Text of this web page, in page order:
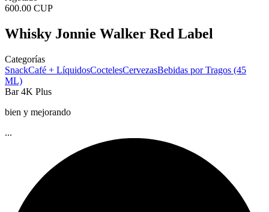
600.00 CUP
Whisky Jonnie Walker Red Label
Categorías
SnackCafé + LíquidosCoctelesCervezasBebidas por Tragos (45
ML)
Bar 4K Plus
bien y mejorando
...